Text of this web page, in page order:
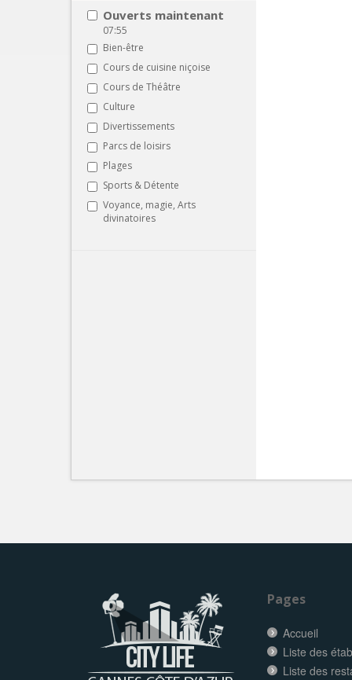
Ouverts maintenant
07:55
Bien-être
Cours de cuisine niçoise
Cours de Théâtre
Culture
Divertissements
Parcs de loisirs
Plages
Sports & Détente
Voyance, magie, Arts
divinatoires
Pages
Accueil
Liste des
Liste des